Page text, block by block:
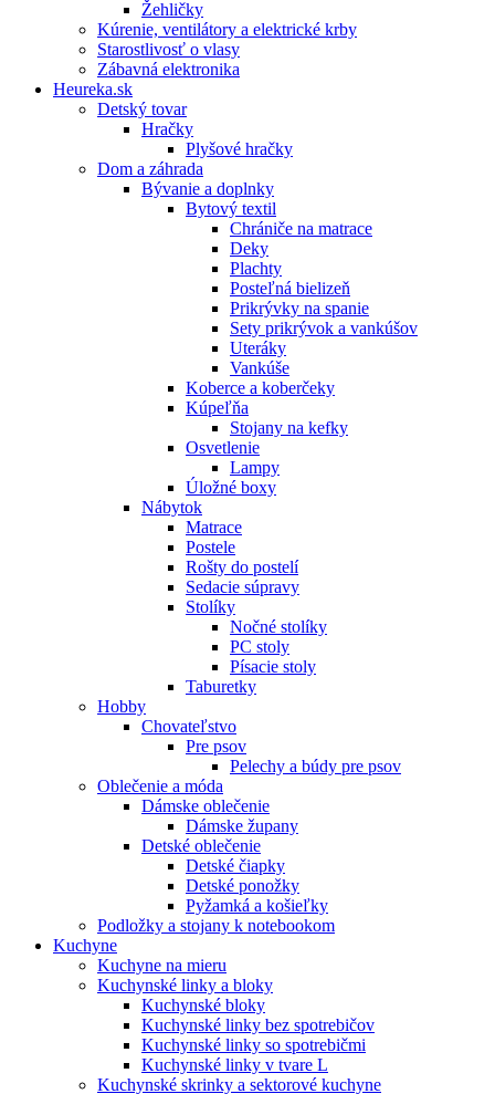
Žehličky
Kúrenie, ventilátory a elektrické krby
Starostlivosť o vlasy
Zábavná elektronika
Heureka.sk
Detský tovar
Hračky
Plyšové hračky
Dom a záhrada
Bývanie a doplnky
Bytový textil
Chrániče na matrace
Deky
Plachty
Posteľná bielizeň
Prikrývky na spanie
Sety prikrývok a vankúšov
Uteráky
Vankúše
Koberce a koberčeky
Kúpeľňa
Stojany na kefky
Osvetlenie
Lampy
Úložné boxy
Nábytok
Matrace
Postele
Rošty do postelí
Sedacie súpravy
Stolíky
Nočné stolíky
PC stoly
Písacie stoly
Taburetky
Hobby
Chovateľstvo
Pre psov
Pelechy a búdy pre psov
Oblečenie a móda
Dámske oblečenie
Dámske župany
Detské oblečenie
Detské čiapky
Detské ponožky
Pyžamká a košieľky
Podložky a stojany k notebookom
Kuchyne
Kuchyne na mieru
Kuchynské linky a bloky
Kuchynské bloky
Kuchynské linky bez spotrebičov
Kuchynské linky so spotrebičmi
Kuchynské linky v tvare L
Kuchynské skrinky a sektorové kuchyne